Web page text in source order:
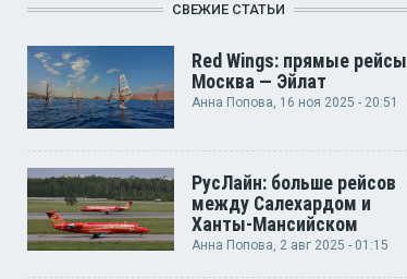
СВЕЖИЕ СТАТЬИ
Red Wings: прямые рейсы
Москва — Эйлат
Анна Попова, 16 ноя 2025 - 20:51
РусЛайн: больше рейсов
между Салехардом и
Ханты-Мансийском
Анна Попова, 2 авг 2025 - 01:15